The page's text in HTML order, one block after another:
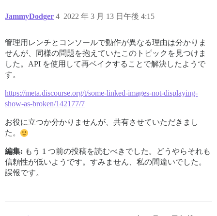
JammyDodger 2022 年 3 月 13 日午後 4:15
4
管理用レンチとコンソールで動作が異なる理由は分かりま
せんが、同様の問題を抱えていたこのトピックを見つけま
した。API を使用して再ベイクすることで解決したようで
す。
https://meta.discourse.org/t/some-linked-images-not-displaying-
show-as-broken/142177/7
お役に立つか分かりませんが、共有させていただきまし
た。
編集: もう 1 つ前の投稿を読むべきでした。どうやらそれも
信頼性が低いようです。すみません、私の間違いでした。
誤報です。